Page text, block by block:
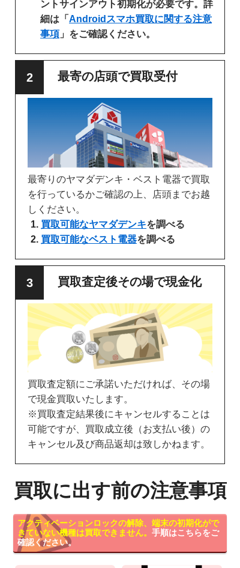
ントサインアウト初期化が必要です。詳
細は「 Androidスマホ買取に関する注意
事項 」をご確認ください。
最寄の店頭で買取受付
最寄りのヤマダデンキ・ベスト電器で買取
を行っているかご確認の上、店頭までお越
しください。
買取可能なヤマダデンキを調べる
買取可能なベスト電器を調べる
買取査定後その場で現金化
買取査定額にご承諾いただければ、その場
で現金買取いたします。
※買取査定結果後にキャンセルすることは
可能ですが、買取成立後（お支払い後）の
キャンセル及び商品返却は致しかねます。
買取に出す前の注意事項
アクティベーションロックの解除、端末の初期化がで
きていない機種は買取できません。 手順はこちらをご
確認ください。